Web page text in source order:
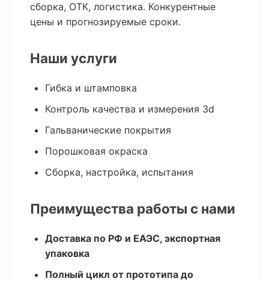
сборка, ОТК, логистика. Конкурентные
цены и прогнозируемые сроки.
Наши услуги
Гибка и штамповка
Контроль качества и измерения 3d
Гальванические покрытия
Порошковая окраска
Сборка, настройка, испытания
Преимущества работы с нами
Доставка по РФ и ЕАЭС, экспортная
упаковка
Полный цикл от прототипа до